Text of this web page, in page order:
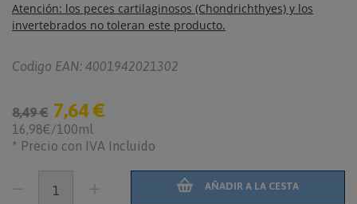
Atención: los peces cartilaginosos (Chondrichthyes) y los
invertebrados no toleran este producto.
Codigo EAN: 4001942021302
8,49 € 7,64 €
16,98€/100ml
* Precio con IVA Incluido
AÑADIR A LA CESTA